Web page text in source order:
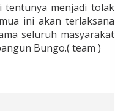
tentunya menjadi tolak
ini akan terlaksana
seluruh masyarakat
Bungo.( team )